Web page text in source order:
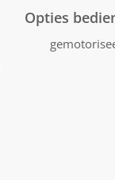
Opties